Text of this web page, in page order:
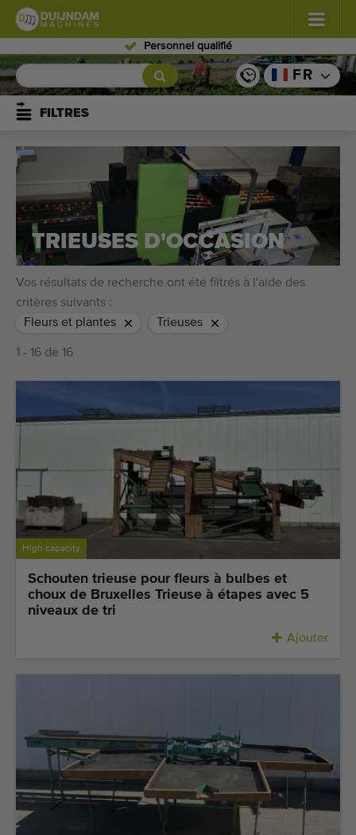
Personnel qualifié
Fleurs et plantes (587)
Légumes de plein champ
Légumes de serre (350)
Convoyeurs (441)
Vendre vos machines!
Recherche par type
Alertes Machines
Importez une machine
Marques
À propos de nous
FAQ
Blog
Personnel qualifié
Livraison dans le monde entier
Depuis 1977
FR
FILTRES
TRIEUSES D'OCCASION
Vos résultats de recherche ont été filtrés à l'aide des
critères suivants :
Fleurs et plantes
Trieuses
1 - 16 de 16
High capacity
Schouten trieuse pour fleurs à bulbes et
choux de Bruxelles Trieuse à étapes avec 5
niveaux de tri
Ajouter